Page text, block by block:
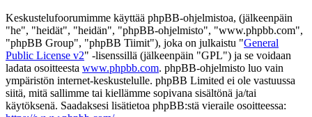
Keskustelufoorumimme käyttää phpBB-ohjelmistoa, (jälkeenpäin
"he", "heidät", "heidän", "phpBB-ohjelmisto", "www.phpbb.com",
"phpBB Group", "phpBB Tiimit"), joka on julkaistu "General
Public License v2" -lisenssillä (jälkeenpäin "GPL") ja se voidaan
ladata osoitteesta www.phpbb.com. phpBB-ohjelmisto luo vain
ympäristön internet-keskustelulle. phpBB Limited ei ole vastuussa
siitä, mitä sallimme tai kiellämme sopivana sisältönä ja/tai
käytöksenä. Saadaksesi lisätietoa phpBB:stä vieraile osoitteessa: